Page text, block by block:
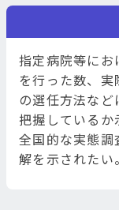
指定病院等に
を行った数、
の選任方法な
把握しているか
全国的な実態
解を示されたい。